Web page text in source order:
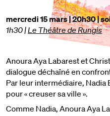
mercredi 15 mars | 20h30 |
1h30|Le Théâtre de Rungis
Anoura Aya Labarest et
dialogue déchaîné en
Par leur intermédiaire, Nadia
pour « creuser sa ville ».
Comme Nadia, Anoura Aya